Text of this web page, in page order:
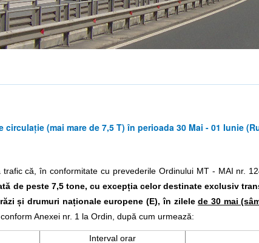
circulație (mai mare de 7,5 T) în perioada 30 Mai - 01 Iunie
trafic că, în conformitate cu prevederile Ordinului MT - MAI nr.
de peste 7,5 tone, cu excepția celor destinate exclusiv
și drumuri naționale europene (E), în zilelede 30 mai
Anexei nr. 1 la Ordin, după cum urmează:
Interval orar